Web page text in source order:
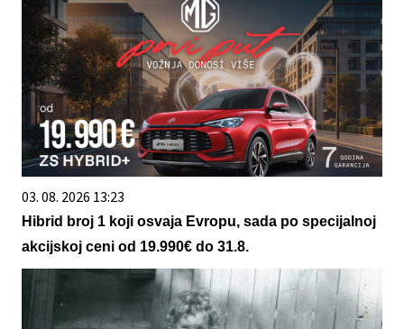
03. 08. 2026 13:23
Hibrid broj 1 koji osvaja Evropu, sada po specijalnoj
akcijskoj ceni od 19.990€ do 31.8.